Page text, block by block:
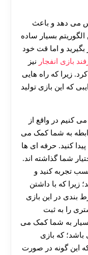
می دهد و باعث
بسیار ساده
بگیرید و اما قت خود
بازی انفجار نیز
زیرا که راه هایی
که این بازی تولید
کنیم در واقع از
به شما کمک می
کنید. حرفه ای ها
شما گذاشته اند.
تجربه کنید و
زیرا که با داشتن
بندی در این بازی
را به ثبت
به شما کمک می
که بازی
که این گونه در صورت